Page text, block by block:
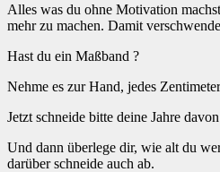
Alles was du ohne Motivation
mehr zu machen. Damit
Hast du ein Maßband ?
Nehme es zur Hand, jedes
Jetzt schneide bitte deine Jahre
Und dann überlege dir, wie alt du
darüber schneide auch ab.